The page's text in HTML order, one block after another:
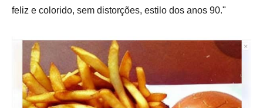
feliz e colorido, sem distorções, estilo dos anos 90."